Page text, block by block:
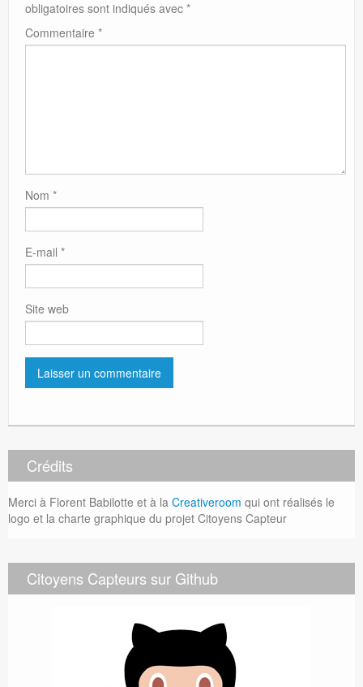
obligatoires sont indiqués avec *
Commentaire *
Nom *
E-mail *
Site web
Crédits
Merci à Florent Babilotte et à la Creativeroom qui ont réalisés le
logo et la charte graphique du projet Citoyens Capteur
Citoyens Capteurs sur Github